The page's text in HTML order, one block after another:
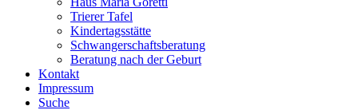
Trierer Tafel
Kindertagsstätte
Schwangerschaftsberatung
Beratung nach der Geburt
Kontakt
Impressum
Suche